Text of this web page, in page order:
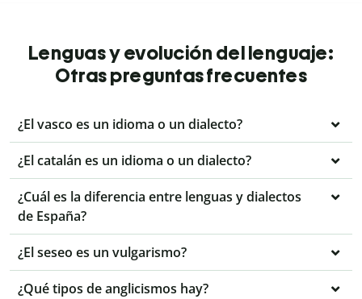
Lenguas y evolución del lenguaje:
Otras preguntas frecuentes
¿El vasco es un idioma o un dialecto?
¿El catalán es un idioma o un dialecto?
¿Cuál es la diferencia entre lenguas y dialectos
de España?
¿El seseo es un vulgarismo?
¿Qué tipos de anglicismos hay?